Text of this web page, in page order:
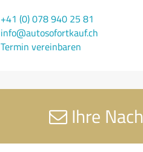
+41 (0) 078 940 25 81
info@autosofortkauf.ch
Termin vereinbaren
Ihre